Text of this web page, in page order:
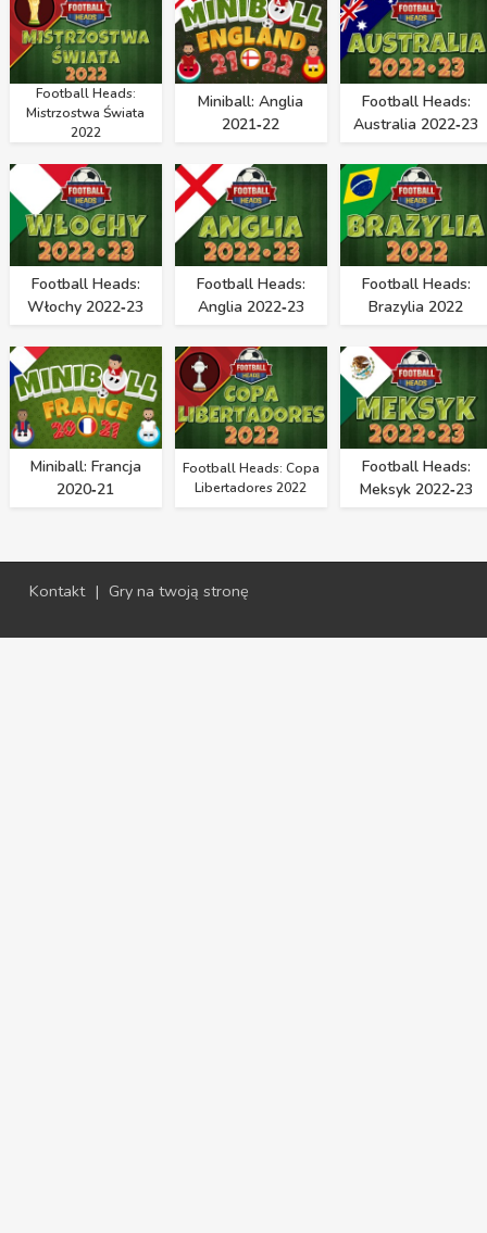
Football Heads:
Mistrzostwa Świata
2022
Miniball: Anglia
2021‑22
Football Heads:
Australia 2022‑23
Football Heads:
Włochy 2022‑23
Football Heads:
Anglia 2022‑23
Football Heads:
Brazylia 2022
Miniball: Francja
2020‑21
Football Heads: Copa
Libertadores 2022
Football Heads:
Meksyk 2022‑23
Kontakt | Gry na twoją stronę